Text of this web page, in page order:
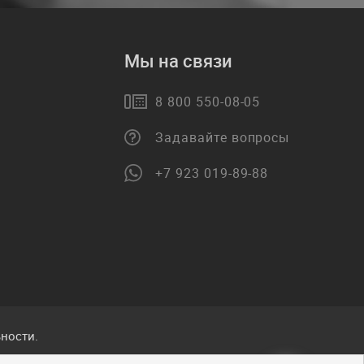
Мы на связи
8 800 550-08-05
Задавайте вопросы
+7 923 019-89-88